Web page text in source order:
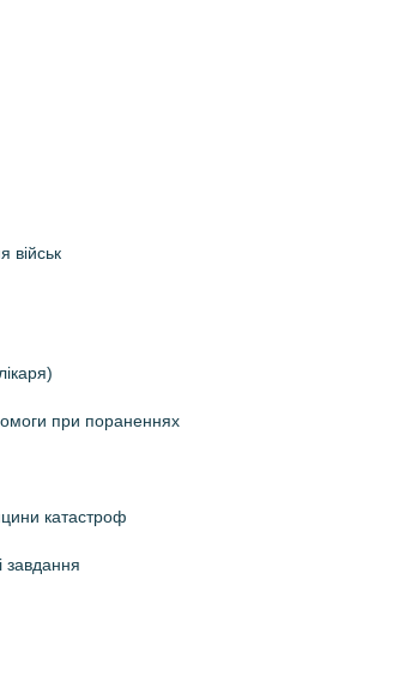
військ
при пораненнях
катастроф
завдання